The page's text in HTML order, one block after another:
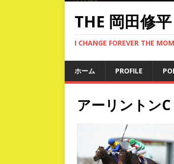
THE 岡田修平
I CHANGE FOREVER THE
ホーム PROFILE
アーリントンC